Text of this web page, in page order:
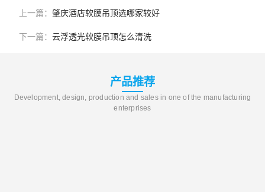
上一篇： 肇庆酒店软膜吊顶选哪家较好
下一篇： 云浮透光软膜吊顶怎么清洗
产品推荐
Development, design, production and sales in one of the manufacturing
enterprises